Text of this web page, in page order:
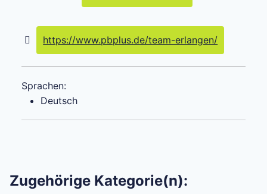
https://www.pbplus.de/team-erlangen/
Sprachen:
Deutsch
Zugehörige Kategorie(n):